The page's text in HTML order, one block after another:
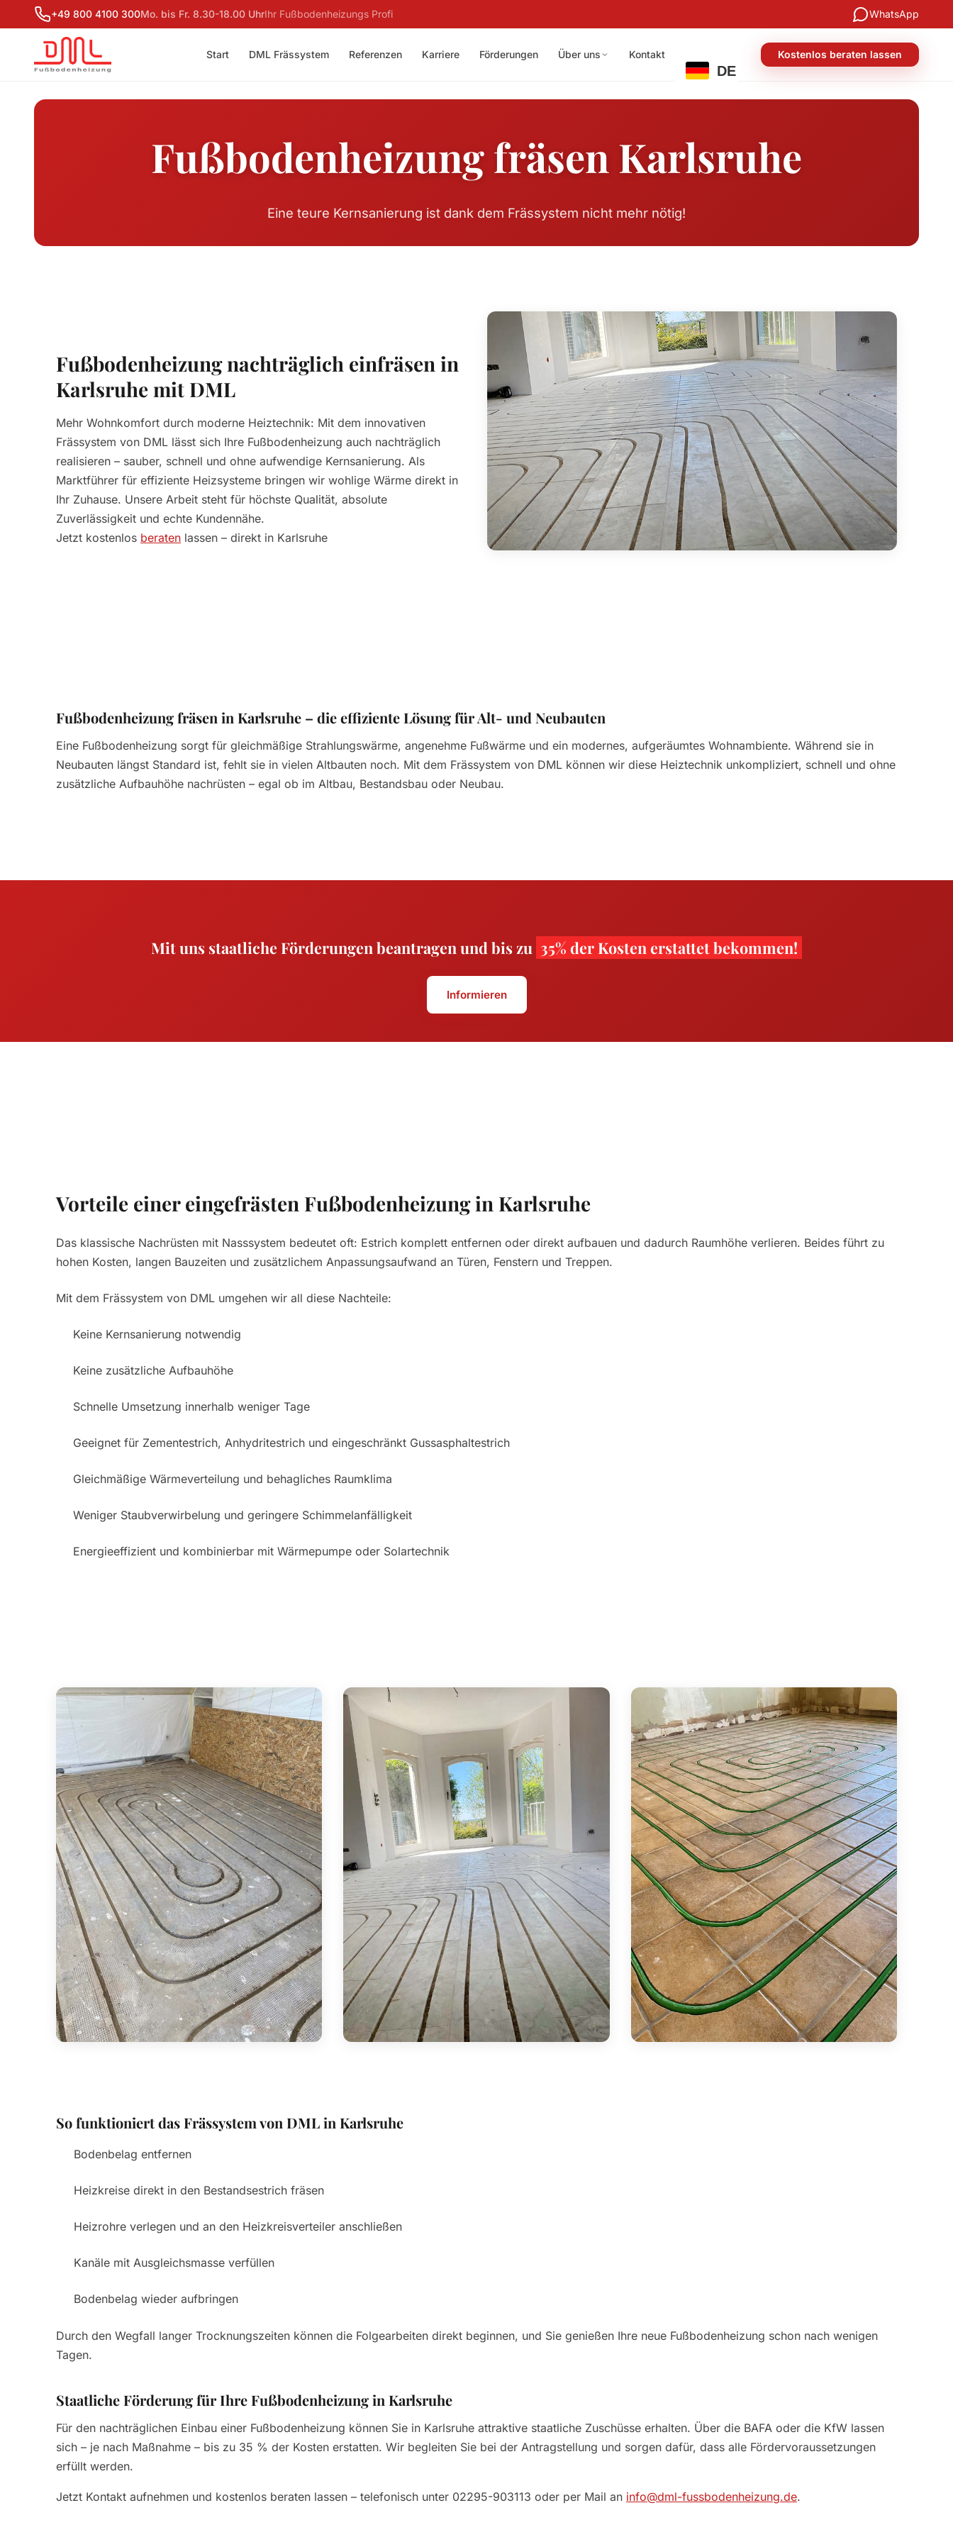
+49 800 4100 300Mo. bis Fr. 8.30-18.00 UhrIhr Fußbodenheizungs Profi WhatsApp
Start DML Frässystem Referenzen Karriere Förderungen Über uns Kontakt
DE
Kostenlos beraten lassen
Fußbodenheizung fräsen Karlsruhe
Eine teure Kernsanierung ist dank dem Frässystem nicht mehr nötig!
Fußbodenheizung nachträglich einfräsen in
Karlsruhe mit DML
Mehr Wohnkomfort durch moderne Heiztechnik: Mit dem innovativen
Frässystem von DML lässt sich Ihre Fußbodenheizung auch nachträglich
realisieren – sauber, schnell und ohne aufwendige Kernsanierung. Als
Marktführer für effiziente Heizsysteme bringen wir wohlige Wärme direkt in
Ihr Zuhause. Unsere Arbeit steht für höchste Qualität, absolute
Zuverlässigkeit und echte Kundennähe.
Jetzt kostenlos beraten lassen – direkt in Karlsruhe
Fußbodenheizung fräsen in Karlsruhe – die effiziente Lösung für Alt- und Neubauten
Eine Fußbodenheizung sorgt für gleichmäßige Strahlungswärme, angenehme Fußwärme und ein modernes, aufgeräumtes Wohnambiente. Während sie in
Neubauten längst Standard ist, fehlt sie in vielen Altbauten noch. Mit dem Frässystem von DML können wir diese Heiztechnik unkompliziert, schnell und ohne
zusätzliche Aufbauhöhe nachrüsten – egal ob im Altbau, Bestandsbau oder Neubau.
Mit uns staatliche Förderungen beantragen und bis zu 35% der Kosten erstattet bekommen!
Informieren
Vorteile einer eingefrästen Fußbodenheizung in Karlsruhe
Das klassische Nachrüsten mit Nasssystem bedeutet oft: Estrich komplett entfernen oder direkt aufbauen und dadurch Raumhöhe verlieren. Beides führt zu
hohen Kosten, langen Bauzeiten und zusätzlichem Anpassungsaufwand an Türen, Fenstern und Treppen.
Mit dem Frässystem von DML umgehen wir all diese Nachteile:
Keine Kernsanierung notwendig
Keine zusätzliche Aufbauhöhe
Schnelle Umsetzung innerhalb weniger Tage
Geeignet für Zementestrich, Anhydritestrich und eingeschränkt Gussasphaltestrich
Gleichmäßige Wärmeverteilung und behagliches Raumklima
Weniger Staubverwirbelung und geringere Schimmelanfälligkeit
Energieeffizient und kombinierbar mit Wärmepumpe oder Solartechnik
So funktioniert das Frässystem von DML in Karlsruhe
Bodenbelag entfernen
Heizkreise direkt in den Bestandsestrich fräsen
Heizrohre verlegen und an den Heizkreisverteiler anschließen
Kanäle mit Ausgleichsmasse verfüllen
Bodenbelag wieder aufbringen
Durch den Wegfall langer Trocknungszeiten können die Folgearbeiten direkt beginnen, und Sie genießen Ihre neue Fußbodenheizung schon nach wenigen
Tagen.
Staatliche Förderung für Ihre Fußbodenheizung in Karlsruhe
Für den nachträglichen Einbau einer Fußbodenheizung können Sie in Karlsruhe attraktive staatliche Zuschüsse erhalten. Über die BAFA oder die KfW lassen
sich – je nach Maßnahme – bis zu 35 % der Kosten erstatten. Wir begleiten Sie bei der Antragstellung und sorgen dafür, dass alle Fördervoraussetzungen
erfüllt werden.
Jetzt Kontakt aufnehmen und kostenlos beraten lassen – telefonisch unter 02295-903113 oder per Mail an info@dml-fussbodenheizung.de.